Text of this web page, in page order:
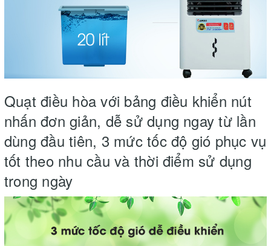
Quạt điều hòa với bảng điều khiển nút
nhấn đơn giản, dễ sử dụng ngay từ lần
dùng đầu tiên, 3 mức tốc độ gió phục vụ
tốt theo nhu cầu và thời điểm sử dụng
trong ngày